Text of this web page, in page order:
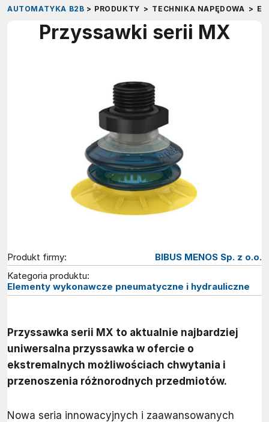
AUTOMATYKA B2B > PRODUKTY > TECHNIKA NAPĘDOWA >
Przyssawki serii MX
Produkt firmy:
BIBUS MENOS Sp. z o.o.
Kategoria produktu:
Elementy wykonawcze pneumatyczne i hydrauliczne
Przyssawka serii MX to aktualnie najbardziej
uniwersalna przyssawka w ofercie o
ekstremalnych możliwościach chwytania i
przenoszenia różnorodnych przedmiotów.
Nowa seria innowacyjnych i zaawansowanych